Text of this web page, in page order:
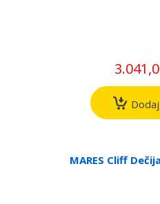
MARES Cliff